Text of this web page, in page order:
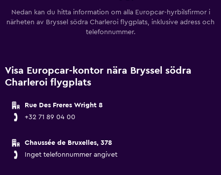
Nedan kan du hitta information om alla Europcar-hyrbilsfirmor i
närheten av Bryssel södra Charleroi flygplats, inklusive adress och
telefonnummer.
Visa Europcar-kontor nära Bryssel södra
Charleroi flygplats
Rue Des Freres Wright 8
+32 71 89 04 00
Chaussée de Bruxelles, 378
Inget telefonnummer angivet